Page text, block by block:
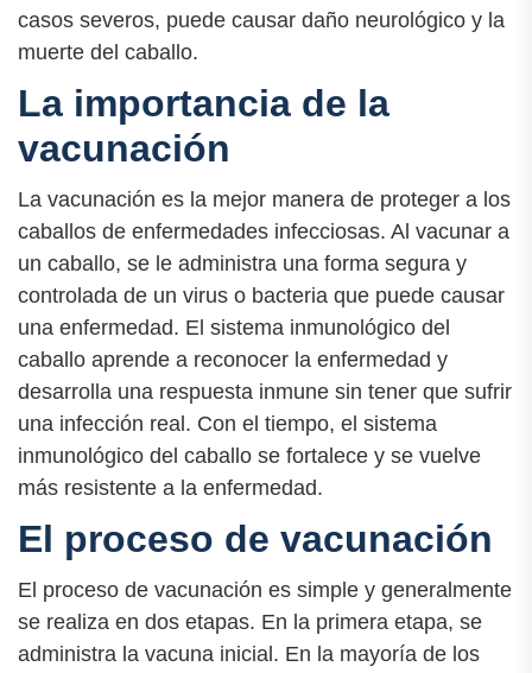
casos severos, puede causar daño neurológico y la
muerte del caballo.
La importancia de la
vacunación
La vacunación es la mejor manera de proteger a los
caballos de enfermedades infecciosas. Al vacunar a
un caballo, se le administra una forma segura y
controlada de un virus o bacteria que puede causar
una enfermedad. El sistema inmunológico del
caballo aprende a reconocer la enfermedad y
desarrolla una respuesta inmune sin tener que sufrir
una infección real. Con el tiempo, el sistema
inmunológico del caballo se fortalece y se vuelve
más resistente a la enfermedad.
El proceso de vacunación
El proceso de vacunación es simple y generalmente
se realiza en dos etapas. En la primera etapa, se
administra la vacuna inicial. En la mayoría de los